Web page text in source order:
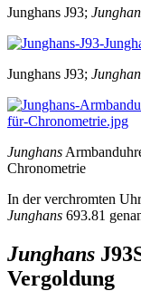
Junghans J93;
Junghans J93;
Junghans
Chronometrie
In der verchromten
Junghans 693.81
Junghans
Vergoldung